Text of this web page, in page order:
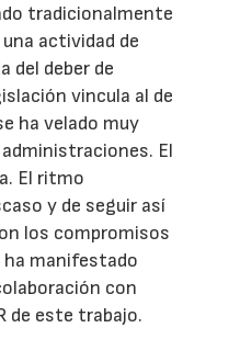
tradicionalmente
actividad de
del deber de
vincula al de
ha velado muy
El
El ritmo
y de seguir así
los compromisos
ha manifestado
con
de este trabajo.